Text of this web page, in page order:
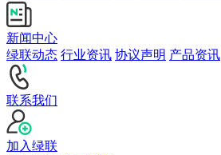
新闻中心
绿联动态 行业资讯 协议声明 产品资讯
联系我们
加入绿联